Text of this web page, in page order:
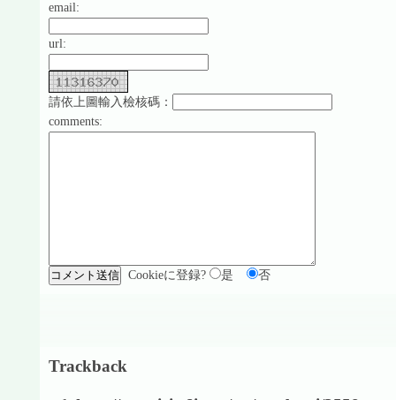
email:
url:
請依上圖輸入檢核碼：
comments:
Cookieに登録? 是 否
Trackback